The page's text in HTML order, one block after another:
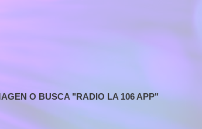
O BUSCA "RADIO LA 106 APP"